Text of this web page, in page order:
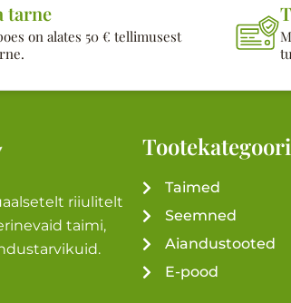
tarne
on alates 50 € tellimusest
riiulitelt
taimi,
Taimed
Seemned
Aiandustooted
E-pood